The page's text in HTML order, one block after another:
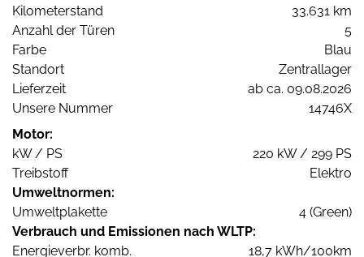
Kilometerstand
33.631 km
Anzahl der Türen
5
Farbe
Blau
Standort
Zentrallager
Lieferzeit
ab ca. 09.08.2026
Unsere Nummer
14746X
Motor:
kW / PS
220 kW / 299 PS
Treibstoff
Elektro
Umweltnormen:
Umweltplakette
4 (Green)
Verbrauch und Emissionen nach WLTP:
Energieverbr. komb.
18,7 kWh/100km